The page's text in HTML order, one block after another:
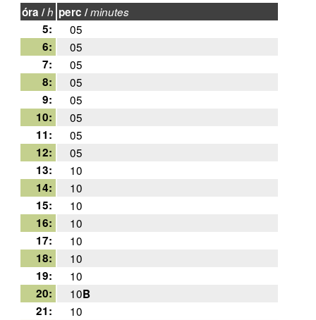
óra /h perc /minutes
5:
05
6:
05
7:
05
8:
05
9:
05
10:
05
11:
05
12:
05
13:
10
14:
10
15:
10
16:
10
17:
10
18:
10
19:
10
20:
10B
21:
10